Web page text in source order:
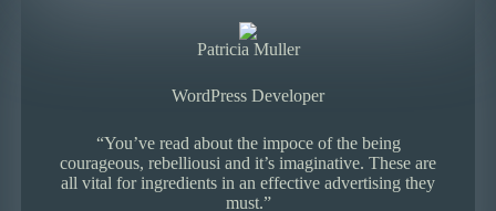
Patricia Muller
WordPress Developer
“You’ve read about the impoce of the being
courageous, rebelliousi and it’s imaginative. These are
all vital for ingredients in an effective advertising they
must.”